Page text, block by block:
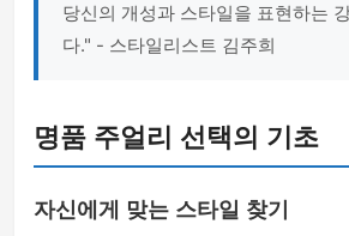
당신의 개성과 스타일을 표현하는
다." - 스타일리스트 김주희
명품 주얼리 선택의 기초
자신에게 맞는 스타일 찾기